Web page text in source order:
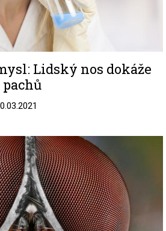
Lidský nos dokáže